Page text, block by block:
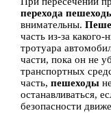
перехода
внимательны.
часть из-за
тротуара
части, пока он не
транспортных
часть, пешеходы
останавливаться,
безопасности